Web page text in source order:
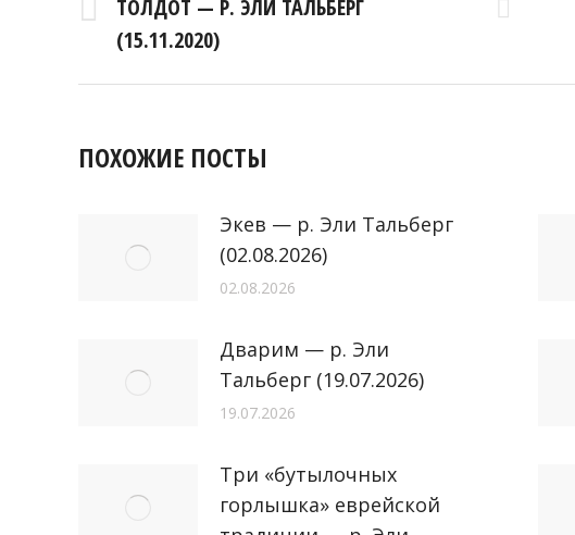
ЗАПИСЯМ
Предыдущая
запись:
ТОЛДОТ — Р. ЭЛИ ТАЛЬБЕРГ
(15.11.2020)
ПОХОЖИЕ ПОСТЫ
Экев — р. Эли Тальберг
(02.08.2026)
02.08.2026
Дварим — р. Эли
Тальберг (19.07.2026)
19.07.2026
Три «бутылочных
горлышка» еврейской